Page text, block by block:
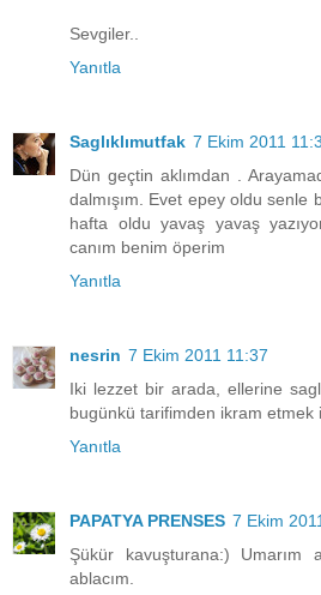
Sevgiler..
Yanıtla
Saglıklımutfak 7 Ekim 2011
Dün geçtin aklımdan .
dalmışım. Evet epey oldu senle
hafta oldu yavaş yavaş
canım benim öperim
Yanıtla
nesrin 7 Ekim 2011 11:37
Iki lezzet bir arada, ellerine
bugünkü tarifimden ikram etmek
Yanıtla
PAPATYA PRENSES 7 Ekim
Şükür kavuşturana:) Umarım
ablacım.